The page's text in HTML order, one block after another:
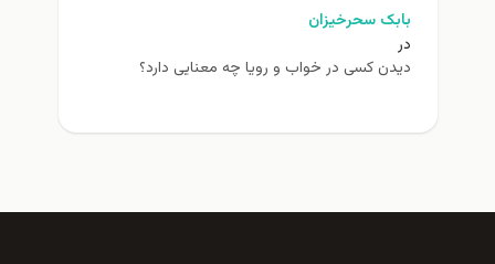
بابک سحرخیزان
در
دیدن کسی در خواب و رویا چه معنایی دارد؟